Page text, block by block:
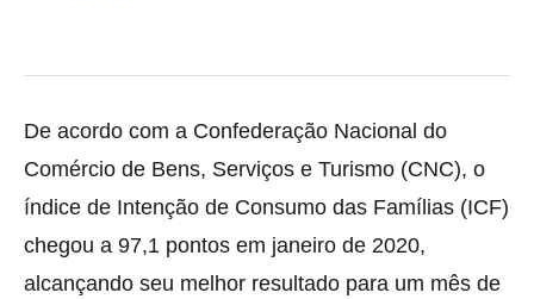
De acordo com a Confederação Nacional do
Comércio de Bens, Serviços e Turismo (CNC), o
índice de Intenção de Consumo das Famílias (ICF)
chegou a 97,1 pontos em janeiro de 2020,
alcançando seu melhor resultado para um mês de